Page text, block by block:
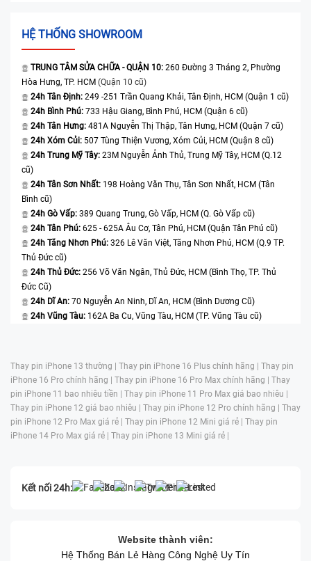
HỆ THỐNG SHOWROOM
TRUNG TÂM SỬA CHỮA - QUẬN 10: 260 Đường 3 Tháng 2, Phường
Hòa Hưng, TP. HCM (Quận 10 cũ)
24h Tân Định: 249 -251 Trần Quang Khải, Tân Định, HCM (Quận 1 cũ)
24h Bình Phú: 733 Hậu Giang, Bình Phú, HCM (Quận 6 cũ)
24h Tân Hưng: 481A Nguyễn Thị Thập, Tân Hưng, HCM (Quận 7 cũ)
24h Xóm Củi: 507 Tùng Thiện Vương, Xóm Củi, HCM (Quận 8 cũ)
24h Trung Mỹ Tây: 23M Nguyễn Ảnh Thủ, Trung Mỹ Tây, HCM (Q.12
cũ)
24h Tân Sơn Nhất: 198 Hoàng Văn Thụ, Tân Sơn Nhất, HCM (Tân
Bình cũ)
24h Gò Vấp: 389 Quang Trung, Gò Vấp, HCM (Q. Gò Vấp cũ)
24h Tân Phú: 625 - 625A Âu Cơ, Tân Phú, HCM (Quận Tân Phú cũ)
24h Tăng Nhơn Phú: 326 Lê Văn Việt, Tăng Nhơn Phú, HCM (Q.9 TP.
Thủ Đức cũ)
24h Thủ Đức: 256 Võ Văn Ngân, Thủ Đức, HCM (Bình Thọ, TP. Thủ
Đức Cũ)
24h Dĩ An: 70 Nguyễn An Ninh, Dĩ An, HCM (Bình Dương Cũ)
24h Vũng Tàu: 162A Ba Cu, Vũng Tàu, HCM (TP. Vũng Tàu cũ)
Thay pin iPhone 13 thường | Thay pin iPhone 16 Plus chính hãng | Thay pin
iPhone 16 Pro chính hãng | Thay pin iPhone 16 Pro Max chính hãng | Thay
pin iPhone 11 bao nhiêu tiền | Thay pin iPhone 11 Pro Max giá bao nhiêu |
Thay pin iPhone 12 giá bao nhiêu | Thay pin iPhone 12 Pro chính hãng | Thay
pin iPhone 12 Pro Max giá rẻ | Thay pin iPhone 12 Mini giá rẻ | Thay pin
iPhone 14 Pro Max giá rẻ | Thay pin iPhone 13 Mini giá rẻ |
Kết nối 24h:
Website thành viên:
Hệ Thống Bán Lẻ Hàng Công Nghệ Uy Tín